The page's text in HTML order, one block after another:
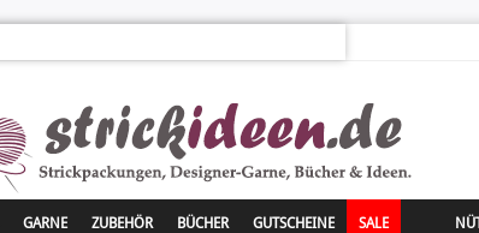
GARNE ZUBEHÖR BÜCHER GUTSCHEINE SALE